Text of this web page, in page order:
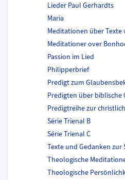
Lieder Paul Gerhardts
Maria
Meditationen über
Meditationer over
Passion im Lied
Philipperbrief
Predigt zum
Predigten über biblische
Predigtreihe zur
Série Trienal B
Série Trienal C
Texte und Gedanken zur
Theologische
Theologische